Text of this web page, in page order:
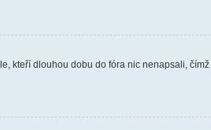
kteří dlouhou dobu do fóra nic nenapsali,